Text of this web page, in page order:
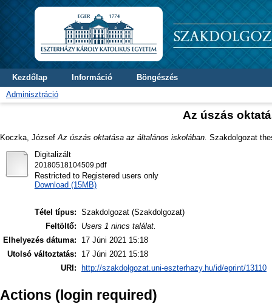
Kezdőlap Információ
Böngészés
Adminisztráció
Az úszás
Koczka, József Az úszás oktatása az általános iskolában. Szakdolgozat
Digitalizált
20180518104509.pdf
Restricted to Registered users only
Download (15MB)
Tétel típus: Szakdolgozat (Szakdolgozat)
Feltöltő:
Users 1 nincs találat.
Elhelyezés dátuma:
17 Júni 2021 15:18
Utolsó változtatás:
17 Júni 2021 15:18
URI:
http://szakdolgozat.uni-eszterhazy.hu/id/eprint/13110
Actions (login required)